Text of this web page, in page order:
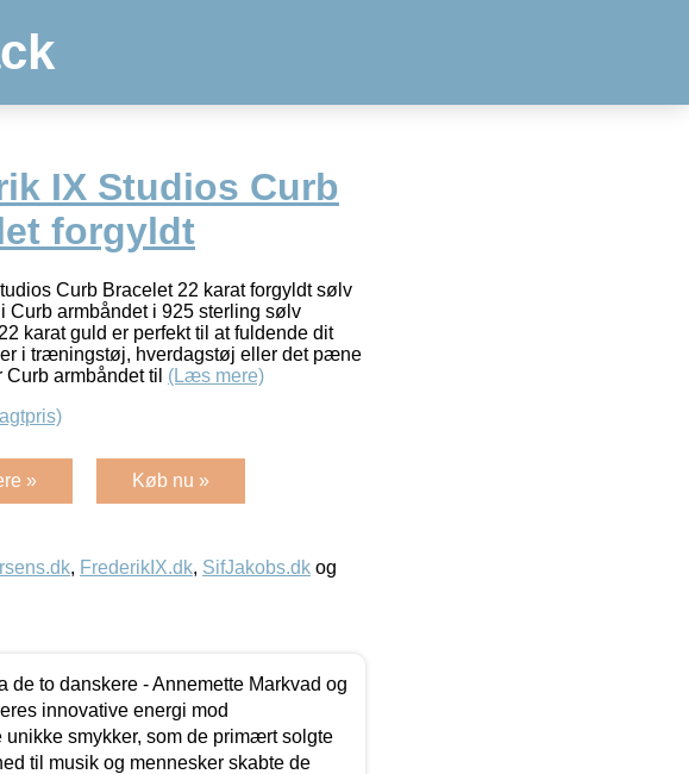
IX Studios Curb
forgyldt
Curb Bracelet 22 karat forgyldt sølv
Curb armbåndet i 925 sterling sølv
karat guld er perfekt til at fuldende dit
er i træningstøj, hverdagstøj eller det pæne
armbåndet til (Læs mere)
» Køb nu »
, FrederikIX.dk, SifJakobs.dk og
de to danskere - Annemette Markvad og
innovative energi mod
smykker, som de primært solgte
til musik og mennesker skabte de